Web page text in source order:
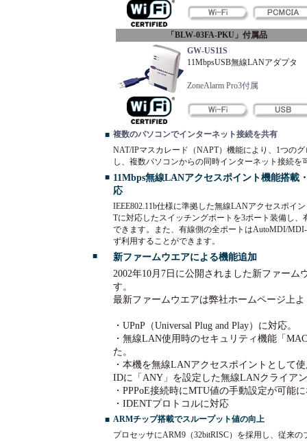
「BLW-03FA-PKU」付属品
GW-US11S
11MbpsUSB無線LANアダプタ
ZoneAlarm Pro3付属
■ 複数のパソコンでインターネット接続を共有
NAT/IPマスカレード（NAPT）機能により、1つの
し、複数パソコンからの同時インターネット接続
■ 11Mbps無線LANアクセスポイント機能搭
応
IEEE802.11b仕様に準拠した無線LANアクセスポイ
Tに対応したスイッチングポートを3ポート装備し
できます。また、有線側の全ポートはAutoMDI/
ず利用することができます。
■
新ファームウエアによる機能追加
2002年10月7日に公開されました新ファー
す。
最新ファームウエアは弊社ホームページ上
・UPnP（Universal Plug and Play）に対応。
・無線LAN使用時のセキュリティ機能「
た。
・本機を無線LANアクセスポイントとして
IDに「ANY」を設定した無線LANクライア
・PPPoE接続時にMTU値の手動設定が可能
・IDENTプロトコルに対応
■ ARMチップ搭載でスループット値の向上
プロセッサにARM9（32bitRISC）を採用し、従来